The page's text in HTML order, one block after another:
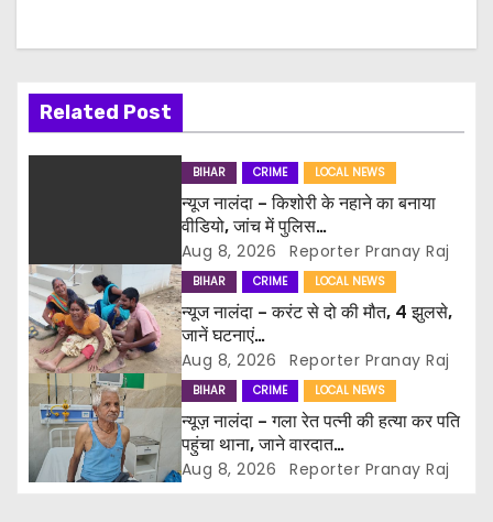
n
a
v
a
t
i
o
n
Related Post
BIHAR CRIME LOCAL NEWS
न्यूज नालंदा – किशोरी के नहाने का बनाया
वीडियो, जांच में पुलिस…
Aug 8, 2026 Reporter Pranay Raj
BIHAR CRIME LOCAL NEWS
न्यूज नालंदा – करंट से दो की मौत, 4 झुलसे,
जानें घटनाएं…
Aug 8, 2026 Reporter Pranay Raj
BIHAR CRIME LOCAL NEWS
न्यूज़ नालंदा – गला रेत पत्नी की हत्या कर पति
पहुंचा थाना, जाने वारदात…
Aug 8, 2026 Reporter Pranay Raj